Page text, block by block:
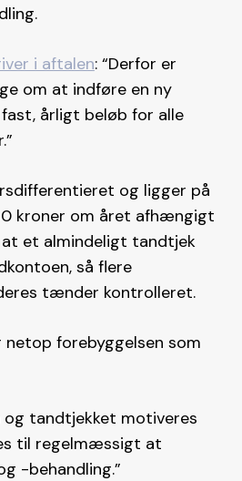
i aftalen: “Derfor er
om at indføre en ny
årligt beløb for alle
og ligger på
kroner om året afhængigt
at et almindeligt tandtjek
så flere
tænder kontrolleret.
forebyggelsen som
og tandtjekket motiveres
til regelmæssigt at
-behandling.”